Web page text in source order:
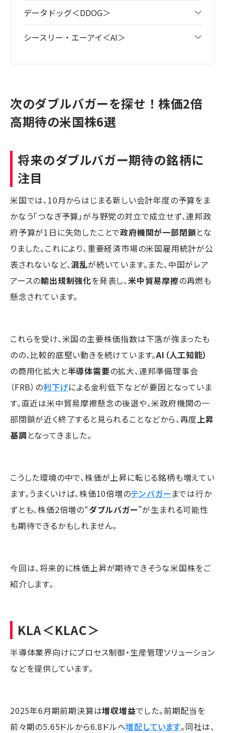
データドッグ＜DDOG＞
シースリー・エーアイ＜AI＞
次のダブルバガーを探せ！株価2倍
高期待の米国株6選
将来のダブルバガー期待の銘柄に
注目
米国では、10月からはじまる新しい会計年度の予算をま
かなう「つなぎ予算」が与野党の対立で成立せず、連邦政
府予算が1日に失効したことで政府機関が一部閉鎖とな
りました。これにより、重要経済市場の米国雇用統計が公
表されないなど、混乱が続いています。また、中国がレア
アースの輸出規制強化を発表し、米中貿易摩擦の再燃も
懸念されています。
これらを受け、米国の主要株価指数は下落が強まったも
のの、比較的底堅い動きを続けています。AI（人工知能）
の商用化拡大と半導体需要の拡大、連邦準備理事会
（FRB）の利下げによる金利低下などが要因となっていま
す。直近は米中貿易摩擦懸念の後退や、米政府機関の一
部閉鎖が近く終了すると見られることなどから、再度上昇
基調 となってきました。
こうした環境の中で、株価が上昇に転じる銘柄も増えてい
ます。うまくいけば、株価10倍増のテンバガー までは行か
ずとも、株価2倍増の“ダブルバガー”が生まれる可能性
も期待できるかもしれません。
今回は、将来的に株価上昇が期待できそうな米国株をご
紹介します。
KLA＜KLAC＞
半導体業界向けにプロセス制御・生産管理ソリューション
などを提供しています。
2025年6月期前期決算は増収増益でした。前期配当を
前々期の5.65ドルから6.8ドルへ増配しています。同社は、